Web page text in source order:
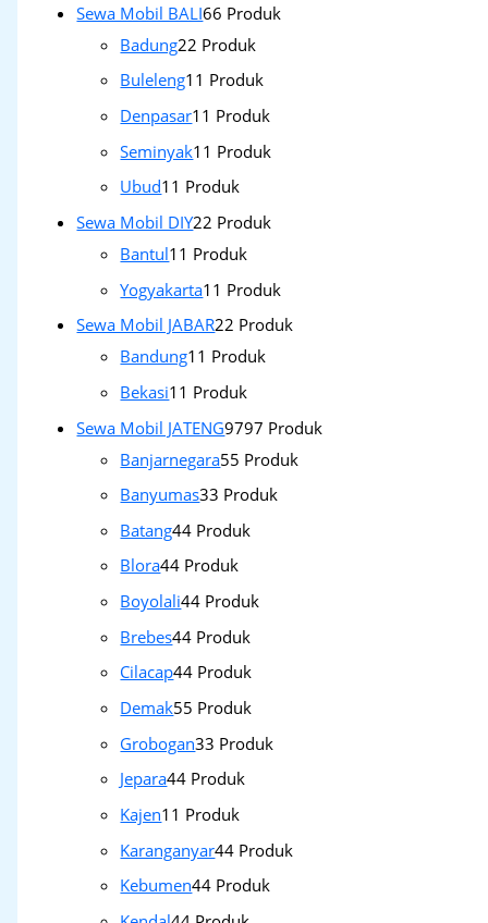
Sewa Mobil BALI66 Produk
Badung22 Produk
Buleleng1 1 Produk
Denpasar1 1 Produk
Seminyak1 1 Produk
Ubud1 1 Produk
Sewa Mobil DIY22 Produk
Bantul1 1 Produk
Yogyakarta1 1 Produk
Sewa Mobil JABAR22 Produk
Bandung1 1 Produk
Bekasi1 1 Produk
Sewa Mobil JATENG9797 Produk
Banjarnegara55 Produk
Banyumas33 Produk
Batang44 Produk
Blora44 Produk
Boyolali44 Produk
Brebes44 Produk
Cilacap44 Produk
Demak55 Produk
Grobogan33 Produk
Jepara44 Produk
Kajen1 1 Produk
Karanganyar44 Produk
Kebumen44 Produk